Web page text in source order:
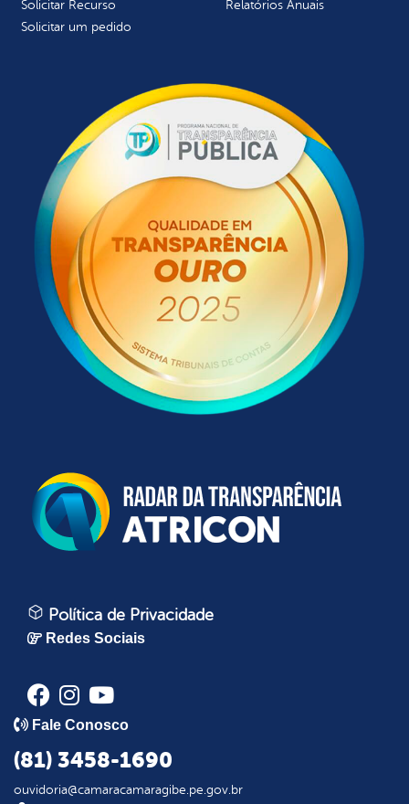
Solicitar Recurso
Solicitar um pedido
Relatórios Anuais
Política de Privacidade
Redes Sociais
Fale Conosco
(81) 3458-1690
ouvidoria@camaracamaragibe.pe.gov.br